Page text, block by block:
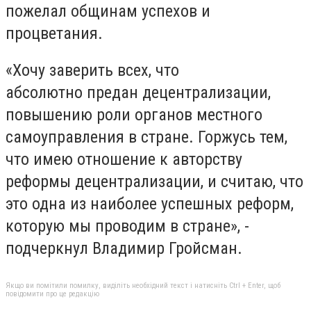
пожелал общинам успехов и
процветания.
«Хочу заверить всех, что
абсолютно предан децентрализации,
повышению роли органов местного
самоуправления в стране. Горжусь тем,
что имею отношение к авторству
реформы децентрализации, и считаю, что
это одна из наиболее успешных реформ,
которую мы проводим в стране», -
подчеркнул Владимир Гройсман.
Якщо ви помітили помилку, виділіть необхідний текст і натисніть Ctrl + Enter, щоб
повідомити про це редакцію